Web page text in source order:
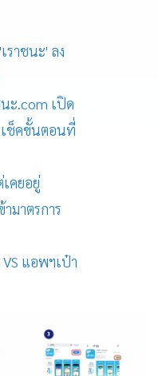
ราชนะ' ลง
ะ.com เปิด
ช็คขั้นตอนที่
คยอยู่
มาตรการ
แอพฯเป๋า